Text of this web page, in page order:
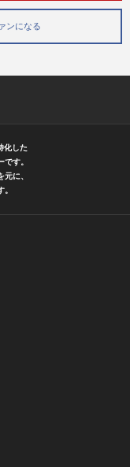
ンになる
化した
す。
に、